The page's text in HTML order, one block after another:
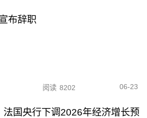
布辞职
阅读 8202 06-23
法国央行下调2026年经济增长预